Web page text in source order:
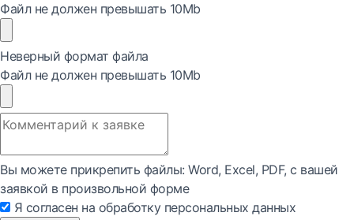
Файл не должен превышать 10Mb
Неверный формат файла
Файл не должен превышать 10Mb
Вы можете прикрепить файлы: Word, Exсel, PDF, с вашей
заявкой в произвольной форме
Я согласен на обработку персональных данных